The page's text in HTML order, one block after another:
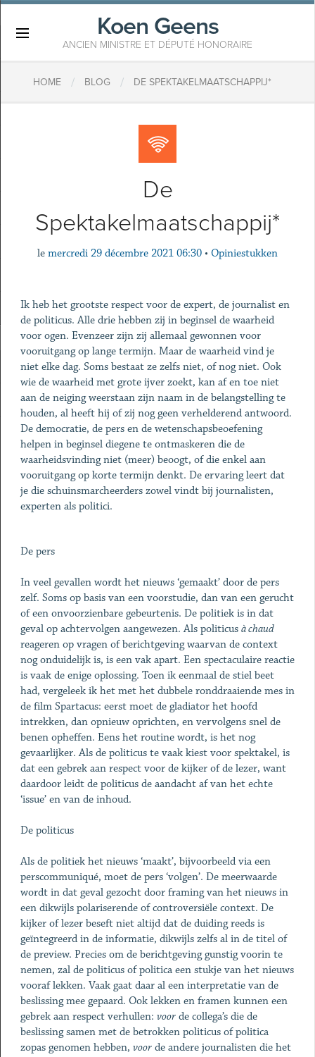
Koen Geens
ANCIEN MINISTRE ET DÉPUTÉ HONORAIRE
HOME / BLOG / DE SPEKTAKELMAATSCHAPPIJ*
De
Spektakelmaatschappij*
le mercredi 29 décembre 2021 06:30 • Opiniestukken
Ik heb het grootste respect voor de expert, de journalist en
de politicus. Alle drie hebben zij in beginsel de waarheid
voor ogen. Evenzeer zijn zij allemaal gewonnen voor
vooruitgang op lange termijn. Maar de waarheid vind je
niet elke dag. Soms bestaat ze zelfs niet, of nog niet. Ook
wie de waarheid met grote ijver zoekt, kan af en toe niet
aan de neiging weerstaan zijn naam in de belangstelling te
houden, al heeft hij of zij nog geen verhelderend antwoord.
De democratie, de pers en de wetenschapsbeoefening
helpen in beginsel diegene te ontmaskeren die de
waarheidsvinding niet (meer) beoogt, of die enkel aan
vooruitgang op korte termijn denkt. De ervaring leert dat
je die schuinsmarcheerders zowel vindt bij journalisten,
experten als politici.
De pers
In veel gevallen wordt het nieuws ‘gemaakt’ door de pers
zelf. Soms op basis van een voorstudie, dan van een gerucht
of een onvoorzienbare gebeurtenis. De politiek is in dat
geval op achtervolgen aangewezen. Als politicus à chaud
reageren op vragen of berichtgeving waarvan de context
nog onduidelijk is, is een vak apart. Een spectaculaire reactie
is vaak de enige oplossing. Toen ik eenmaal de stiel beet
had, vergeleek ik het met het dubbele ronddraaiende mes in
de film Spartacus: eerst moet de gladiator het hoofd
intrekken, dan opnieuw oprichten, en vervolgens snel de
benen opheffen. Eens het routine wordt, is het nog
gevaarlijker. Als de politicus te vaak kiest voor spektakel, is
dat een gebrek aan respect voor de kijker of de lezer, want
daardoor leidt de politicus de aandacht af van het echte
‘issue’ en van de inhoud.
De politicus
Als de politiek het nieuws ‘maakt’, bijvoorbeeld via een
perscommuniqué, moet de pers ‘volgen’. De meerwaarde
wordt in dat geval gezocht door framing van het nieuws in
een dikwijls polariserende of controversiële context. De
kijker of lezer beseft niet altijd dat de duiding reeds is
geïntegreerd in de informatie, dikwijls zelfs al in de titel of
de preview. Precies om de berichtgeving gunstig voorin te
nemen, zal de politicus of politica een stukje van het nieuws
vooraf lekken. Vaak gaat daar al een interpretatie van de
beslissing mee gepaard. Ook lekken en framen kunnen een
gebrek aan respect verhullen: voorde collega’s die de
beslissing samen met de betrokken politicus of politica
zopas genomen hebben, voorde andere journalisten die het